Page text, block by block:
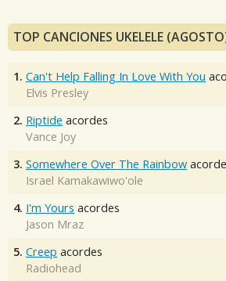
TOP CANCIONES UKELELE
1. Can't Help Falling In Love With You
Elvis Presley
2. Riptide acordes
Vance Joy
3. Somewhere Over The Rainbow
Israel Kamakawiwo'ole
4. I'm Yours acordes
Jason Mraz
5. Creep acordes
Radiohead